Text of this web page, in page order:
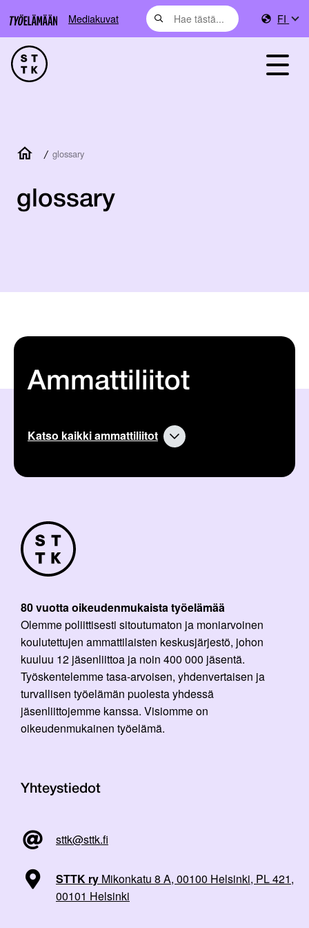
Mediakuvat FI
/ glossary
glossary
Ammattiliitot
Katso kaikki ammattiliitot
80 vuotta oikeudenmukaista työelämää
Olemme poliittisesti sitoutumaton ja moniarvoinen
koulutettujen ammattilaisten keskusjärjestö, johon
kuuluu 12 jäsenliittoa ja noin 400 000 jäsentä.
Työskentelemme tasa-arvoisen, yhdenvertaisen ja
turvallisen työelämän puolesta yhdessä
jäsenliittojemme kanssa. Visiomme on
oikeudenmukainen työelämä.
Yhteystiedot
sttk@sttk.fi
STTK ry Mikonkatu 8 A, 00100 Helsinki, PL 421,
00101 Helsinki